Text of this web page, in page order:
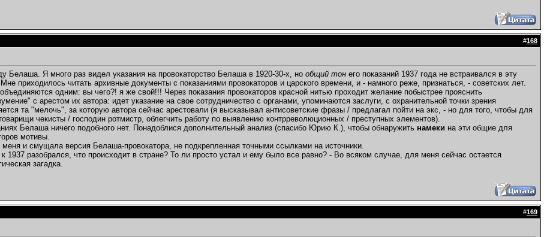
#168
Белаша. Я много раз видел указания на провокаторство Белаша в 1920-30-х, но общий тон его показаний 1937 года не встраивался в эту
приходилось читать архивные документы с показаниями провокаторов и царского времени, и - намного реже, признаться, - советских лет.
одним: вы чего?! я же свой!!! Через показания провокаторов красной нитью проходит желание побыстрее прояснить
с арестом их автора: идет указание на свое сотрудничество с органами, упоминаются заслуги, с охранительной точки зрения
та "мелочь", за которую автора сейчас арестовали (я высказывал антисоветские фразы / предлагал пойти на экс, - но для того, чтобы для
чекисты / господин ротмистр, облегчить работу по выявлению контрреволюционных / преступных элементов).
Белаша ничего подобного нет. Понадоблися дополнительный анализ (спасибо Юрию К.), чтобы обнаружить намеки на эти общие для
мотивы.
меня и смущала версия Белаша-провокатора, не подкрепленная точными ссылками на источники.
1937 разобрался, что происходит в стране? То ли просто устал и ему было все равно? - Во всяком случае, для меня сейчас остается
загадка.
#169